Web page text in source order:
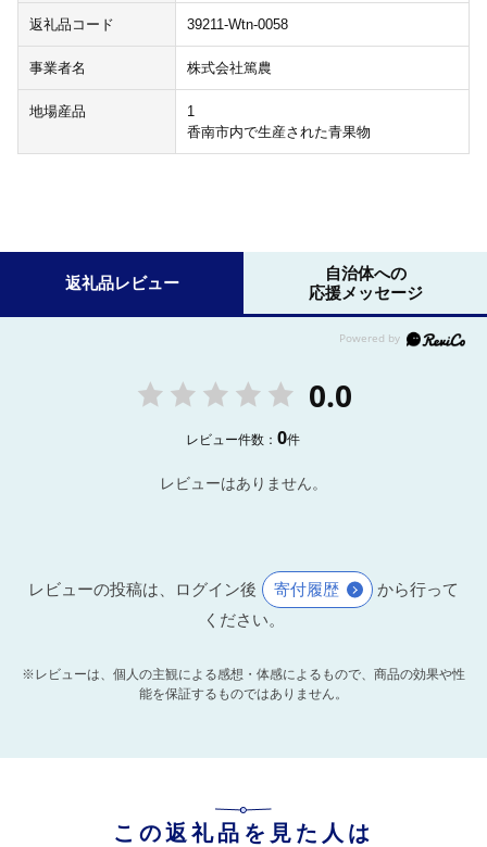
返礼品コード 39211-Wtn-0058
事業者名 株式会社篤農
地場産品
1
香南市内で生産された青果物
返礼品レビュー
自治体への
応援メッセージ
0.0
レビュー件数：0件
レビューはありません。
レビューの投稿は、ログイン後 寄付履歴
から行って
ください。
※レビューは、個人の主観による感想・体感によるもので、商品の効果や性
能を保証するものではありません。
この返礼品を見た人は